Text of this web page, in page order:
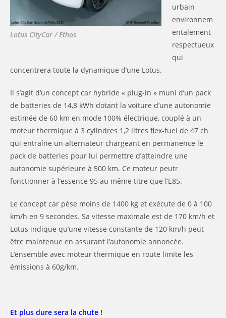
Lotus CityCar / Ethos
urbain
environnem
entalement
respectueux
qui
concentrera toute la dynamique d’une Lotus.
Il s’agit d’un concept car hybride « plug-in » muni d’un pack
de batteries de 14,8 kWh dotant la voiture d’une autonomie
estimée de 60 km en mode 100% électrique, couplé à un
moteur thermique à 3 cylindres 1,2 litres flex-fuel de 47 ch
qui entraîne un alternateur chargeant en permanence le
pack de batteries pour lui permettre d’atteindre une
autonomie supérieure à 500 km. Ce moteur peutr
fonctionner à l’essence 95 au même titre que l’E85.
Le concept car pèse moins de 1400 kg et exécute de 0 à 100
km/h en 9 secondes. Sa vitesse maximale est de 170 km/h et
Lotus indique qu’une vitesse constante de 120 km/h peut
être maintenue en assurant l’autonomie annoncée.
L’ensemble avec moteur thermique en route limite les
émissions à 60g/km.
Et plus dure sera la chute !